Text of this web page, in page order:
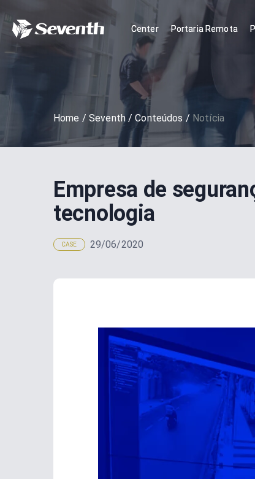
Center Portaria Remota
Home / Seventh /Conteúdos / Notícia
Empresa de
tecnologia
CASE 29/06/2020